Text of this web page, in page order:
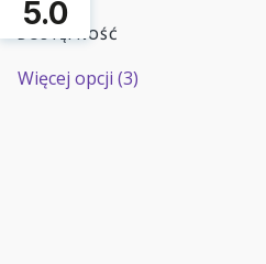
DOSTĘPNOŚĆ
Dostępność
Więcej opcji (3)
5.0